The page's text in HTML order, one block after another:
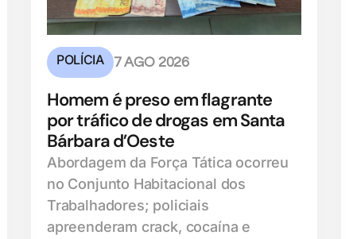
POLÍCIA 7 AGO 2026
Homem é preso em flagrante
por tráfico de drogas em Santa
Bárbara d’Oeste
Abordagem da Força Tática ocorreu
no Conjunto Habitacional dos
Trabalhadores; policiais
apreenderam crack, cocaína e